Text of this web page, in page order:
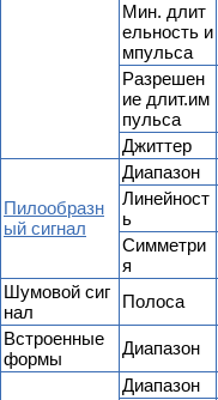
Мин. длит
ельность и
мпульса
Разрешен
ие длит.им
пульса
Джиттер
Пилообразн
ый сигнал
Диапазон
Линейност
ь
Симметри
я
Шумовой сиг
нал
Полоса
Встроенные
формы
Диапазон
Диапазон